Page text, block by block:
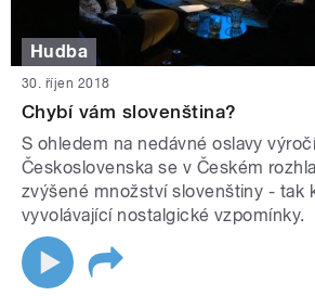
Hudba
30. říjen 2018
Chybí vám slovenština?
S ohledem na nedávné oslavy
Československa se v Českém
zvýšené množství slovenštiny - tak
vyvolávající nostalgické vzpomínky.